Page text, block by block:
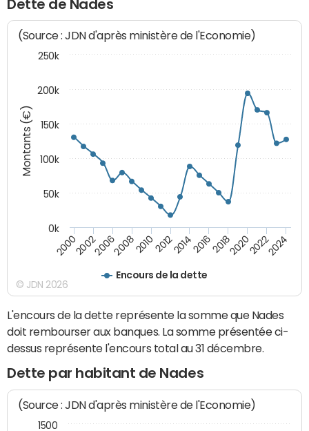
Dette de Nades
Montants (€)
(Source : JDN d'après ministère de l'Economie)
Encours de la dette
200020022006200820102012201420162018202020222024
0k
50k
100k
150k
200k
250k
© JDN 2026
L'encours de la dette représente la somme que Nades
doit rembourser aux banques. La somme présentée ci-
dessus représente l'encours total au 31 décembre.
Dette par habitant de Nades
(Source : JDN d'après ministère de l'Economie)
1500